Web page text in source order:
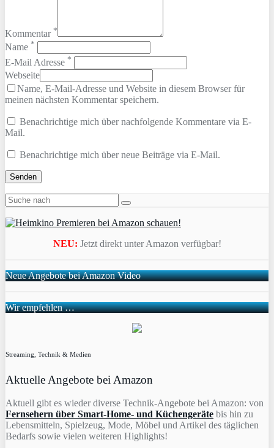
Kommentar *
Name *
E-Mail Adresse *
Webseite
Name, E-Mail-Adresse und Website in diesem Browser für
meinen nächsten Kommentar speichern.
Benachrichtige mich über nachfolgende Kommentare via E-
Mail.
Benachrichtige mich über neue Beiträge via E-Mail.
NEU: Jetzt direkt unter Amazon verfügbar!
Neue Angebote bei Amazon Video
Wir empfehlen …
Streaming, Technik & Medien
Aktuelle Angebote bei Amazon
Aktuell gibt es wieder diverse Technik-Angebote bei Amazon: von
Fernsehern über Smart-Home- und Küchengeräte bis hin zu
Lebensmitteln, Spielzeug, Mode, Möbel und Artikel des täglichen
Bedarfs sowie vielen weiteren Highlights!